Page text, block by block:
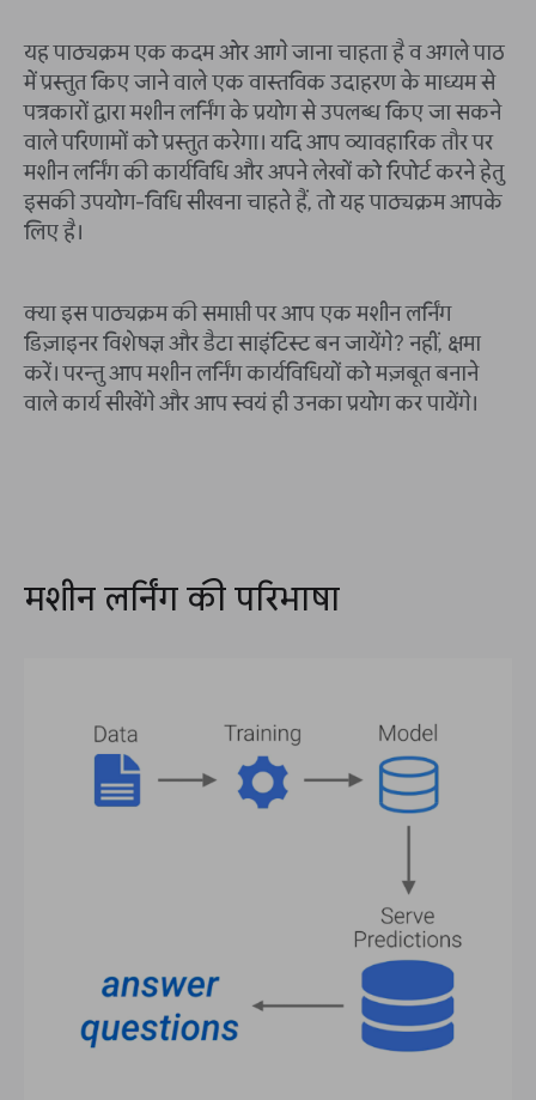
यह पाठ्यक्रम एक कदम ओर आगे जाना चाहता है व अगले पाठ
में प्रस्तुत किए जाने वाले एक वास्तविक उदाहरण के माध्यम से
पत्रकारों द्वारा मशीन लर्निंग के प्रयोग से उपलब्ध किए जा सकने
वाले परिणामों को प्रस्तुत करेगा। यदि आप व्यावहारिक तौर पर
मशीन लर्निंग की कार्यविधि और अपने लेखों को रिपोर्ट करने हेतु
इसकी उपयोग-विधि सीखना चाहते हैं, तो यह पाठ्यक्रम आपके
लिए है।
क्या इस पाठ्यक्रम की समाप्ती पर आप एक मशीन लर्निंग
डिज़ाइनर विशेषज्ञ और डैटा साइंटिस्ट बन जायेंगे? नहीं, क्षमा
करें। परन्तु आप मशीन लर्निंग कार्यविधियों को मज़बूत बनाने
वाले कार्य सीखेंगे और आप स्वयं ही उनका प्रयोग कर पायेंगे।
मशीन लर्निंग की परिभाषा